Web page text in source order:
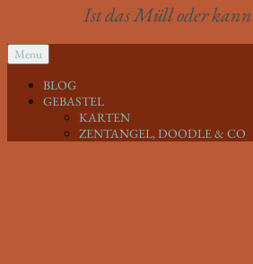
Ist das Müll oder kann
Menu SKIP
TO
CONTENT
BLOG
GEBASTEL
KARTEN
ZENTANGEL, DOODLE & CO